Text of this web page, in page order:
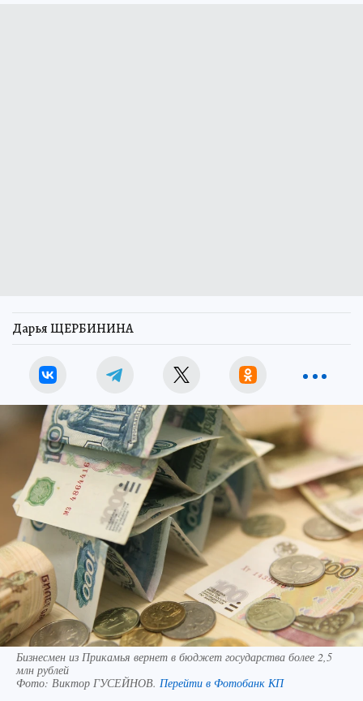
Дарья ЩЕРБИНИНА
Бизнесмен из Прикамья вернет в бюджет государства более 2,5
млн рублей
Фото: Виктор ГУСЕЙНОВ. Перейти в Фотобанк КП